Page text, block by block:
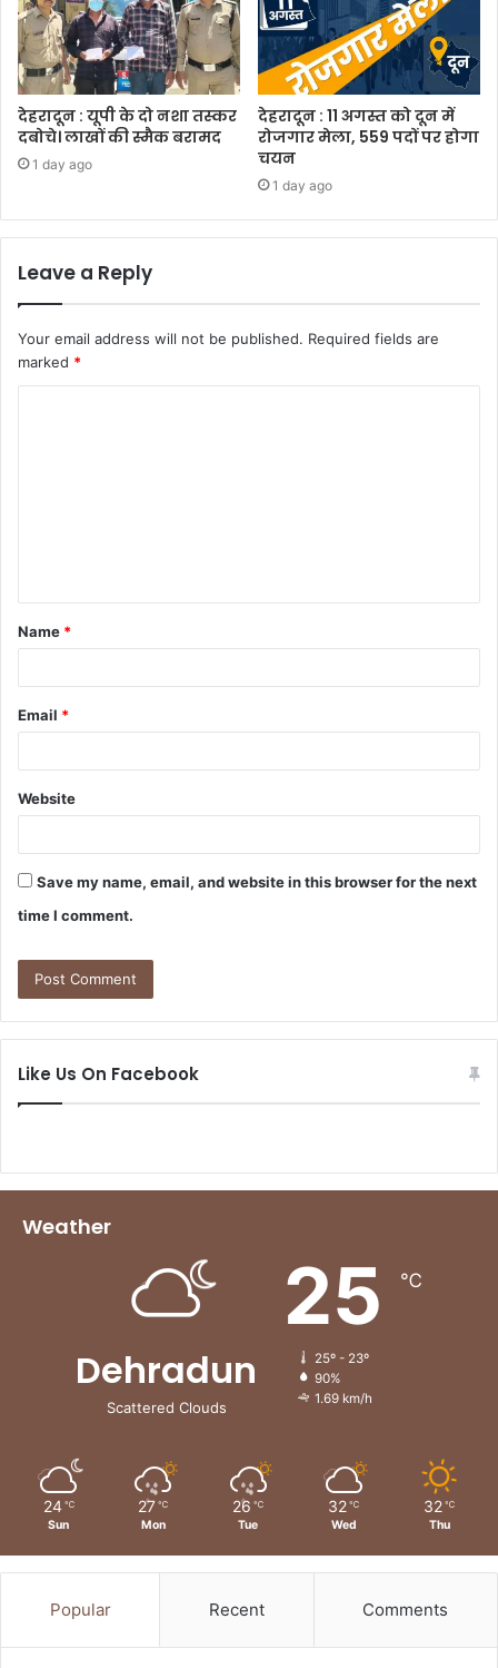
देहरादून : यूपी के दो नशा तस्कर
दबोचे। लाखों की स्मैक बरामद
1 day ago
देहरादून : 11 अगस्त को दून में
रोजगार मेला, 559 पदों पर होगा
चयन
1 day ago
Leave a Reply
Your email address will not be published. Required fields are
marked *
t
*
Name *
Email *
Website
Save my name, email, and website in this browser for the next
time I comment.
Like Us On Facebook
Weather
Dehradun
Scattered Clouds
25 ℃
25º - 23º
90%
1.69 km/h
24 ℃
Sun
27 ℃
Mon
26 ℃
Tue
32 ℃
Wed
32 ℃
Thu
Popular Recent Comments